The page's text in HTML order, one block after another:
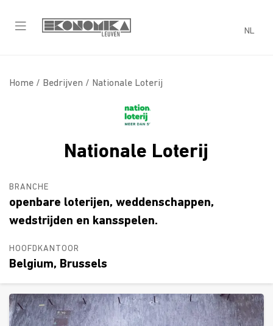
NL
Home / Bedrijven / Nationale Loterij
Nationale Loterij
BRANCHE
openbare loterijen, weddenschappen,
wedstrijden en kansspelen.
HOOFDKANTOOR
Belgium, Brussels